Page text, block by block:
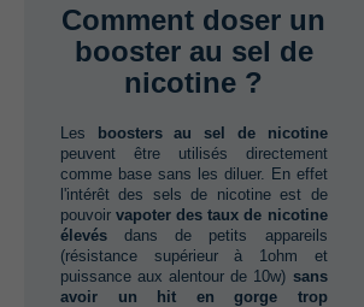
Comment doser un
booster au sel de
nicotine ?
Les‭ ‬
boosters au sel de nicotine
peuvent être utilisés directement
comme base sans les diluer.‭ ‬En effet
l'intérêt des sels de nicotine est de
pouvoir‭ ‬vapoter des taux de nicotine
élevés dans de petits appareil‭s
(‬résistance supérieur à‭ ‬1ohm et
puissance aux alentour de‭ ‬10w‭) ‬ sans
avoir un hit en gorge trop